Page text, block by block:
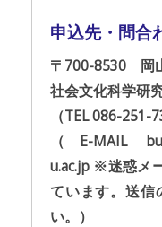
申込先・問合
〒700-8530 岡
社会文化科学研
（TEL 086-251-
（E-MAIL
u.ac.jp ※迷惑メ
ています。送信
い。）